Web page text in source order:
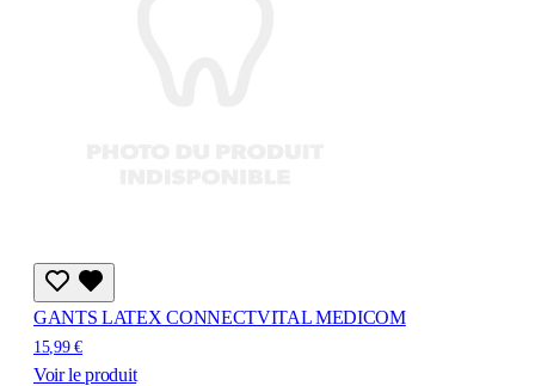
GANTS LATEX CONNECTVITAL MEDICOM
15,99 €
Voir le produit